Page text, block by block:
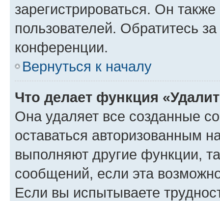
зарегистрироваться. Он
пользователей. Обратитесь
конференции.
Вернуться к началу
Что делает функция
Она удаляет все созданные
оставаться авторизованным
выполняют другие функции,
сообщений, если эта
Если вы испытываете